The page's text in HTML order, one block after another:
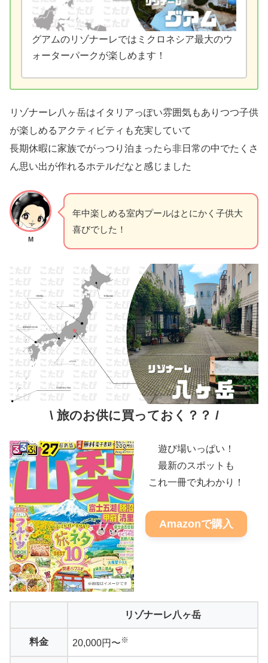
グアムのリゾナーレではミクロネシア最大のウ
ォーターパークが楽しめます！
リゾナーレ八ヶ岳はイタリアっぽい雰囲気もありつつ子供
が楽しめるアクティビティも充実していて
長期休暇に家族でがっつり泊まったら非日常の中でたくさ
ん思い出が作れるホテルだなと感じました
M
年中楽しめる室内プールはとにかく子供大
喜びでした！
\ 旅のお供に買っておく？？ /
遊び場いっぱい！
最新のスポットも
これ一冊で丸わかり！
Amazonで購入
リゾナーレ八ヶ岳
料金 20,000円〜 ※